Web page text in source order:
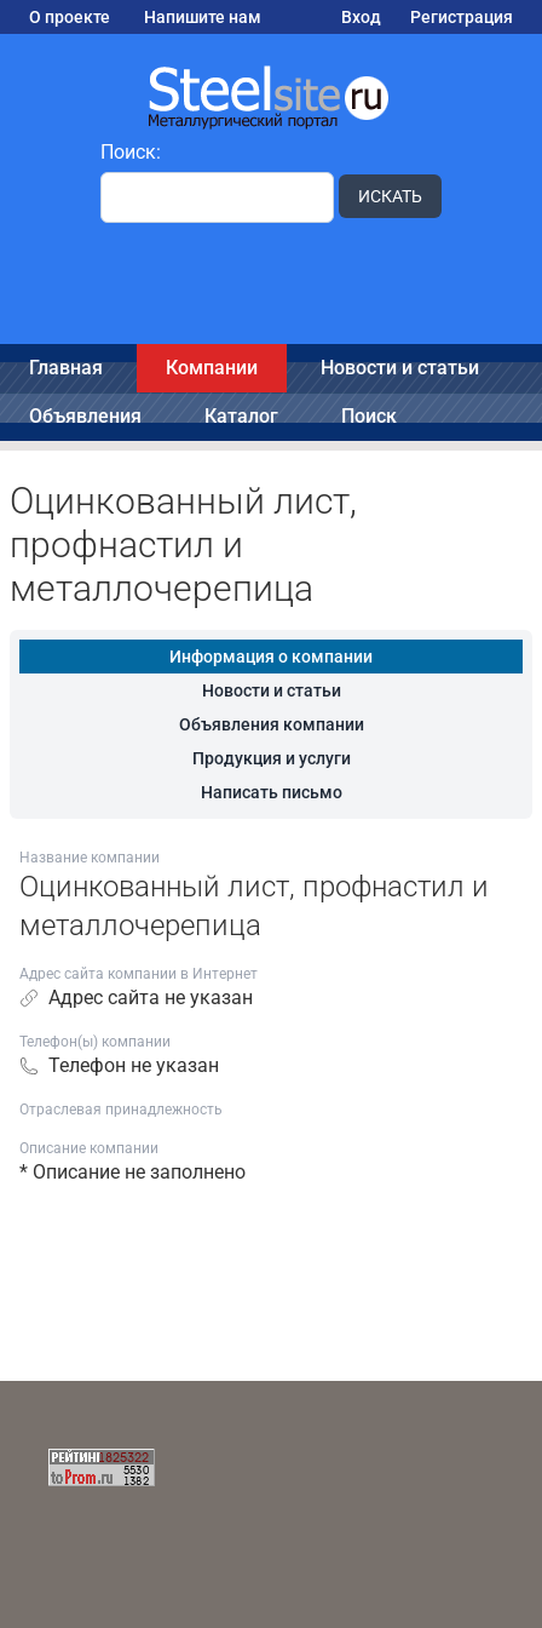
О проекте Напишите нам Вход Регистрация
Поиск:
ИСКАТЬ
Главная Компании Новости и статьи
Объявления Каталог Поиск
Оцинкованный лист,
профнастил и
металлочерепица
Информация о компании
Новости и статьи
Объявления компании
Продукция и услуги
Написать письмо
Название компании
Оцинкованный лист, профнастил и
металлочерепица
Адрес сайта компании в Интернет
Адрес сайта не указан
Телефон(ы) компании
Телефон не указан
Отраслевая принадлежность
Описание компании
* Описание не заполнено